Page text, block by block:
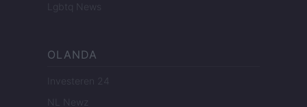
Lgbtq News
OLANDA
Investeren 24
NL Newz